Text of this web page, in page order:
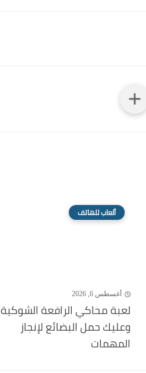
ألعاب للهاتف
أغسطس 6, 2026
لعبة محاكي الرافعة الشوكية
وعليك حمل البضائع لإنجاز
المهمات